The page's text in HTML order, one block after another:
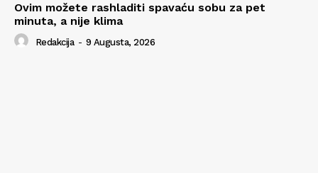
Ovim možete rashladiti spavaću sobu za pet
minuta, a nije klima
Redakcija - 9 Augusta, 2026